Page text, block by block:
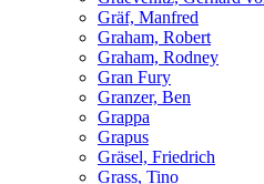
Gräf, Manfred
Graham, Robert
Graham, Rodney
Gran Fury
Granzer, Ben
Grappa
Grapus
Gräsel, Friedrich
Grass, Tino